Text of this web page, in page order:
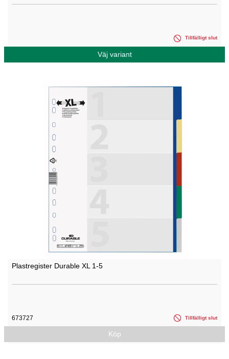
Tillfälligt slut
Väj variant
Plastregister Durable XL 1-5
673727 Tillfälligt slut
Köp